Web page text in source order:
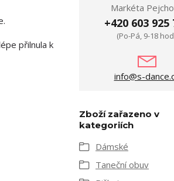
přilnula k
Markéta
+420 603 925
(Po-Pá, 9-18
info@s-
Zboží zařazeno v
kategoriích
Dámské
Taneční obuv